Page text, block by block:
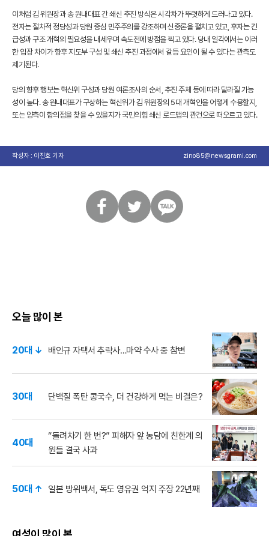
이처럼 김 위원장과 송 원내대표 간 쇄신 추진 방식은 시각차가 뚜렷하게 드러나고 있다.
전자는 절차적 정당성과 당원 중심 민주주의를 강조하며 신중론을 펼치고 있고, 후자는 긴
급성과 구조 개혁의 필요성을 내세우며 속도전에 방점을 찍고 있다. 당내 일각에서는 이러
한 입장 차이가 향후 지도부 구성 및 쇄신 추진 과정에서 갈등 요인이 될 수 있다는 관측도
제기된다.
당의 향후 행보는 혁신위 구성과 당원 여론조사의 순서, 추진 주체 등에 따라 달라질 가능
성이 높다. 송 원내대표가 구상하는 혁신위가 김 위원장의 5대 개혁안을 어떻게 수용할지,
또는 양측이 합의점을 찾을 수 있을지가 국민의힘 쇄신 로드맵의 관건으로 떠오르고 있다.
작성자 : 이진호 기자 zino85@newsgrami.com
오늘 많이 본
20대 ↓ 배인규 자택서 추락사…마약 수사 중 참변
30대 단백질 폭탄 콩국수, 더 건강하게 먹는 비결은?
40대
“돌려차기 한 번?” 피해자 앞 농담에 친한계 의
원들 결국 사과
50대 ↑ 일본 방위백서, 독도 영유권 억지 주장 22년째